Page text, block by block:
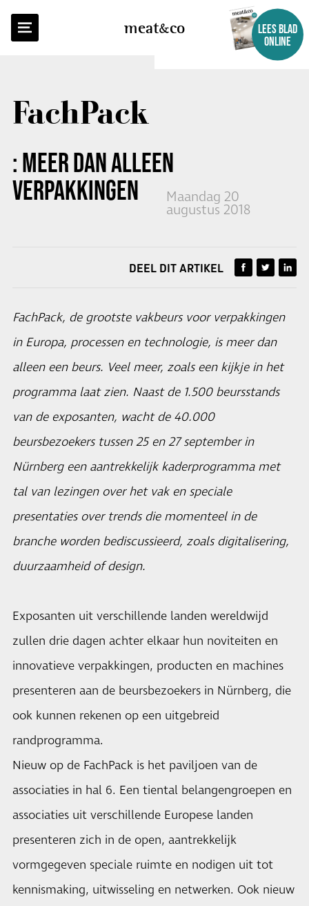
meatco
LEES BLAD
ONLINE
FachPack
: MEER DAN ALLEEN
VERPAKKINGEN
Maandag 20
augustus 2018
TERUG NAAR OVERZICHT
DEEL DIT ARTIKEL
FachPack, de grootste vakbeurs voor verpakkingen
in Europa, processen en technologie, is meer dan
alleen een beurs. Veel meer, zoals een kijkje in het
programma laat zien. Naast de 1.500 beursstands
van de exposanten, wacht de 40.000
beursbezoekers tussen 25 en 27 september in
Nürnberg een aantrekkelijk kaderprogramma met
tal van lezingen over het vak en speciale
presentaties over trends die momenteel in de
branche worden bediscussieerd, zoals digitalisering,
duurzaamheid of design.
Exposanten uit verschillende landen wereldwijd
zullen drie dagen achter elkaar hun noviteiten en
innovatieve verpakkingen, producten en machines
presenteren aan de beursbezoekers in Nürnberg, die
ook kunnen rekenen op een uitgebreid
randprogramma.
Nieuw op de FachPack is het paviljoen van de
associaties in hal 6. Een tiental belangengroepen en
associaties uit verschillende Europese landen
presenteren zich in de open, aantrekkelijk
vormgegeven speciale ruimte en nodigen uit tot
kennismaking, uitwisseling en netwerken. Ook nieuw